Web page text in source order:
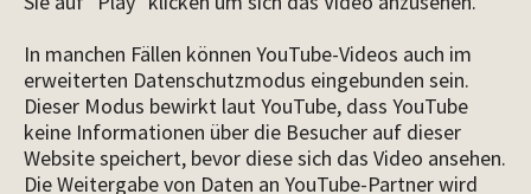
In manchen Fällen können YouTube-Videos auch im
erweiterten Datenschutzmodus eingebunden sein.
Dieser Modus bewirkt laut YouTube, dass YouTube
keine Informationen über die Besucher auf dieser
Website speichert, bevor diese sich das Video ansehen.
Die Weitergabe von Daten an YouTube-Partner wird